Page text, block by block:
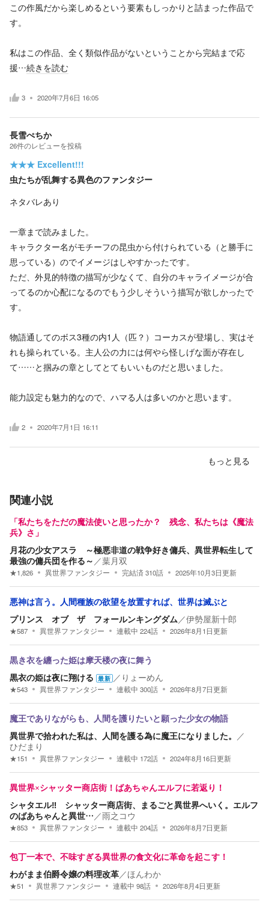
この作風だから楽しめるという要素もしっかりと詰まった作品で
す。
私はこの作品、全く類似作品がないということから完結まで応
援…続きを読む
3 2020年7月6日 16:05
長雪ぺちか
26件のレビューを投稿
★★★ Excellent!!!
虫たちが乱舞する異色のファンタジー
ネタバレあり
一章まで読みました。
キャラクター名がモチーフの昆虫から付けられている（と勝手に
思っている）のでイメージはしやすかったです。
ただ、外見的特徴の描写が少なくて、自分のキャライメージが合
ってるのか心配になるのでもう少しそういう描写が欲しかったで
す。
物語通してのボス3種の内1人（匹？）コーカスが登場し、実はそ
れも操られている。主人公の力には何やら怪しげな面が存在し
て……と掴みの章としてとてもいいものだと思いました。
能力設定も魅力的なので、ハマる人は多いのかと思います。
2 2020年7月1日 16:11
もっと見る
関連小説
「私たちをただの魔法使いと思ったか？ 残念、私たちは《魔法
兵》さ」
月花の少女アスラ ～極悪非道の戦争好き傭兵、異世界転生して
最強の傭兵団を作る～ ／葉月双
★1,826 異世界ファンタジー 完結済310話 2025年10月3日更新
悪神は言う。人間種族の欲望を放置すれば、世界は滅ぶと
プリンス オブ ザ フォールンキングダム ／伊勢屋新十郎
★587 異世界ファンタジー 連載中 224話 2026年8月1日更新
黒き衣を纏った姫は摩天楼の夜に舞う
黒衣の姫は夜に翔ける 最新 ／ りょーめん
★543 異世界ファンタジー 連載中 300話 2026年8月7日更新
魔王でありながらも、人間を護りたいと願った少女の物語
異世界で拾われた私は、人間を護る為に魔王になりました。 ／
ひだまり
★151 異世界ファンタジー 連載中 172話 2024年8月16日更新
異世界×シャッター商店街！ばあちゃんエルフに若返り！
シャタエル‼ シャッター商店街、まるごと異世界へいく。エルフ
のばあちゃんと異世… ／雨之コウ
★853 異世界ファンタジー 連載中 204話 2026年8月7日更新
包丁一本で、不味すぎる異世界の食文化に革命を起こす！
わがまま伯爵令嬢の料理改革／ほんわか
★51 異世界ファンタジー 連載中 98話 2026年8月4日更新